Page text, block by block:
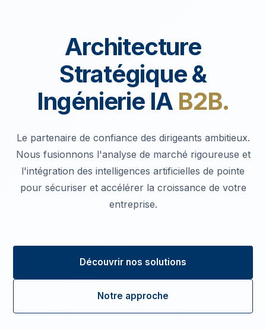
Architecture
Stratégique &
Ingénierie IA B2B.
Le partenaire de confiance des dirigeants ambitieux.
Nous fusionnons l'analyse de marché rigoureuse et
l'intégration des intelligences artificielles de pointe
pour sécuriser et accélérer la croissance de votre
entreprise.
Découvrir nos solutions
Notre approche